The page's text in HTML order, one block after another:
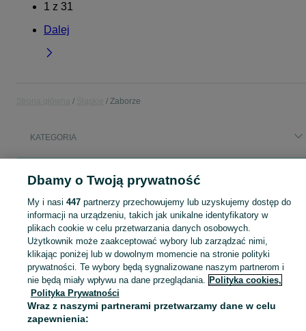
1 z 31
Dalej
Zaborze
KATEGORIA
bravo przyczepa festool frezy do drewna
magazyn energii 48v
Skorzystaj z największego serwisu ogłoszeniowego - Zaborze i okolice! Kupuj to, czego pragniesz i sprzedawaj to, czego już nie potrzebujesz! Zobacz
Mapa kategorii
Mapa miejscowości
Mapa ministron
Popularne wyszukiwania
Dbamy o Twoją prywatność
My i nasi 447partnerzy przechowujemy lub uzyskujemy dostęp do
informacji na urządzeniu, takich jak unikalne identyfikatory w
plikach cookie w celu przetwarzania danych osobowych.
Użytkownik może zaakceptować wybory lub zarządzać nimi,
klikając poniżej lub w dowolnym momencie na stronie polityki
prywatności. Te wybory będą sygnalizowane naszym partnerom i
nie będą miały wpływu na dane przeglądania. Polityka cookies,
Polityka Prywatności
Wraz z naszymi partnerami przetwarzamy dane w celu
zapewnienia: